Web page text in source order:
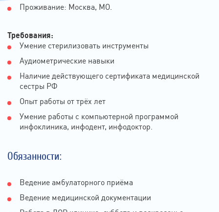
Проживание: Москва, МО.
Требования:
Умение стерилизовать инструменты
Аудиометрические навыки
Наличие действующего сертификата медицинской
сестры РФ
Опыт работы от трёх лет
Умение работы с компьютерной программой
инфоклиника, инфодент, инфодоктор.
Обязанности:
Ведение амбулаторного приёма
Ведение медицинской документации